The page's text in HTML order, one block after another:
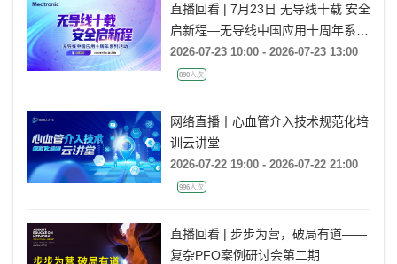
直播回看 | 7月23日 无导线十载 安全
启新程—无导线中国应用十周年系列
活动
2026-07-23 10:00 - 2026-07-23 13:00
890人次
网络直播丨心血管介入技术规范化培
训云讲堂
2026-07-22 19:00 - 2026-07-22 21:00
996人次
直播回看 | 步步为营，破局有道——
复杂PFO案例研讨会第二期